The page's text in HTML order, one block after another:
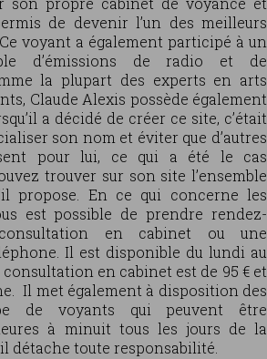
de devenir l’un des meilleurs
voyant a également participé à un
d’émissions de radio et de
la plupart des experts en arts
Claude Alexis possède également
a décidé de créer ce site, c’était
son nom et éviter que d’autres
pour lui, ce qui a été le cas
trouver sur son site l’ensemble
propose. En ce qui concerne les
est possible de prendre rendez-
en cabinet ou une
Il est disponible du lundi au
en cabinet est de 95 € et
Il met également à disposition des
de voyants qui peuvent être
à minuit tous les jours de la
détache toute responsabilité.